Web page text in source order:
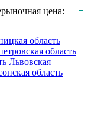
цена: -
область
область
Львовская
область